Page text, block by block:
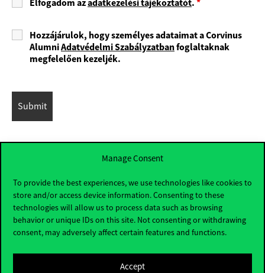
Manage Consent
To provide the best experiences, we use technologies like cookies to
store and/or access device information. Consenting to these
technologies will allow us to process data such as browsing
behavior or unique IDs on this site. Not consenting or withdrawing
consent, may adversely affect certain features and functions.
Accept
Elfogadom azadatkezelési tájékoztatót.*
Hozzájárulok, hogy személyes adataimat a Corvinus
AlumniAdatvédelmi Szabályzatbanfoglaltaknak
megfelelően kezeljék.